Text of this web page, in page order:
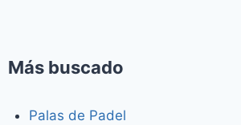
Más buscado
Palas de Padel